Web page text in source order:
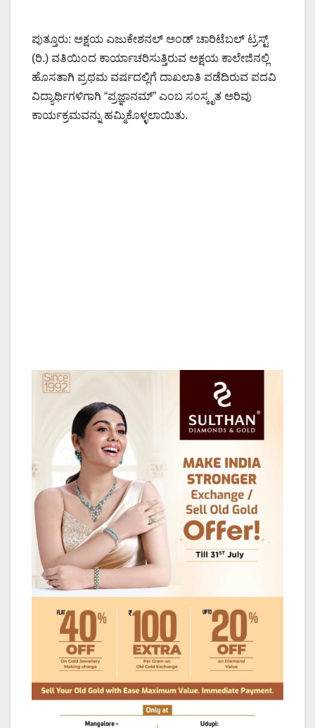
ಪುತ್ತೂರು: ಅಕ್ಷಯ ಎಜುಕೇಶನಲ್ ಅಂಡ್ ಚಾರಿಟೆಬಲ್ ಟ್ರಸ್ಟ್
(ರಿ.) ವತಿಯಿಂದ ಕಾರ್ಯಾಚರಿಸುತ್ತಿರುವ ಅಕ್ಷಯ ಕಾಲೇಜಿನಲ್ಲಿ
ಹೊಸತಾಗಿ ಪ್ರಥಮ ವರ್ಷದಲ್ಲಿಗೆ ದಾಖಲಾತಿ ಪಡೆದಿರುವ ಪದವಿ
ವಿದ್ಯಾರ್ಥಿಗಳಿಗಾಗಿ “ಪ್ರಜ್ಞಾನಮ್” ಎಂಬ ಸಂಸ್ಕೃತ ಅರಿವು
ಕಾರ್ಯಕ್ರಮವನ್ನು ಹಮ್ಮಿಕೊಳ್ಳಲಾಯಿತು.